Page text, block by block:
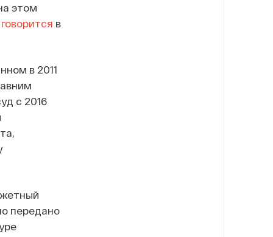
этом
говорится в
в 2011
с 2016
передано